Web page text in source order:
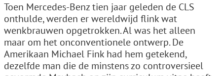
Toen Mercedes-Benz tien jaar geleden de CLS
onthulde, werden er wereldwijd flink wat
wenkbrauwen opgetrokken. Al was het alleen
maar om het onconventionele ontwerp. De
Amerikaan Michael Fink had hem getekend,
dezelfde man die de minstens zo controversieel